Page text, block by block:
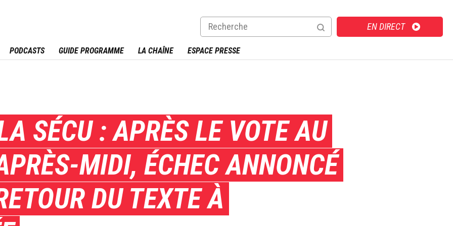
EN DIRECT
PODCASTS GUIDE PROGRAMME LA CHAÎNE ESPACE PRESSE
SÉCU : APRÈS LE VOTE AU
MIDI, ÉCHEC ANNONCÉ
DU TEXTE À